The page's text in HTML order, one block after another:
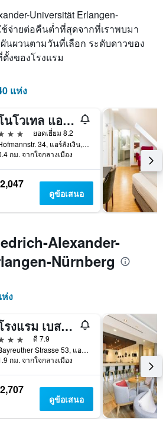
Universität Erlangen-
จ่ายต่อคืนต่ำที่สุดจากที่เราพบมา
นผวนตามวันที่เลือก ระดับดาวของ
งของโรงแรม
แห่ง
โนโวเทล แอร์ลังเงิน
ดาว
ยอดเยี่ยม 8.2
Hofmannstr. 34, แอร์ลังเงิน, บาวาเรีย, เยอรมนี
กม. จากใจกลางเมือง
ดูข้อเสนอ
Alexander-
Nürnberg
ง
โรงแรม เบสท์ เวสเทิร์น เออร์ลังเกน
ดาว
ดี 7.9
Bayreuther Strasse 53, แอร์ลังเงิน, บาวาเรีย, เยอรมนี
กม. จากใจกลางเมือง
ดูข้อเสนอ